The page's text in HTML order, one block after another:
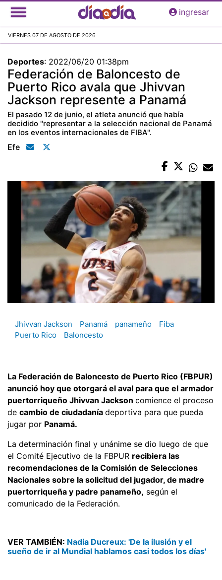
Pasar
al
principal
ingresar
VIERNES 07 DE AGOSTO DE 2026
Deportes: 2022/06/20 01:38pm
Federación de Baloncesto de
Puerto Rico avala que Jhivvan
Jackson represente a Panamá
El pasado 12 de junio, el atleta anunció que había
decidido "representar a la selección nacional de Panamá
en los eventos internacionales de FIBA".
Efe
Jhivvan Jackson Panamá panameño
Fiba
Puerto Rico
Baloncesto
La Federación de Baloncesto de Puerto Rico (FBPUR)
anunció hoy que otorgará el aval para que el armador
puertorriqueño Jhivvan Jackson comience el proceso
de cambio de ciudadanía deportiva para que pueda
jugar por Panamá.
La determinación final y unánime se dio luego de que
el Comité Ejecutivo de la FBPUR recibiera las
recomendaciones de la Comisión de Selecciones
Nacionales sobre la solicitud del jugador, de madre
puertorriqueña y padre panameño, según el
comunicado de la Federación.
VER TAMBIÉN: Nadia Ducreux: 'De la ilusión y el
sueño de ir al Mundial hablamos casi todos los días'